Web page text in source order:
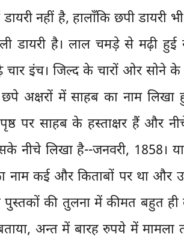
नहीं है, हालाँकि छपी डायरी
है। लाल चमड़े से मढ़ी हुई
चार इंच। जिल्द के चारों ओर सोने
अक्षरों में साहब का नाम लिखा
पर साहब के हस्ताक्षर हैं और
नीचे लिखा है--जनवरी, 1858।
नाम कई और किताबों पर था और
पुस्तकों की तुलना में कीमत बहुत
अन्त में बारह रुपये में मामला